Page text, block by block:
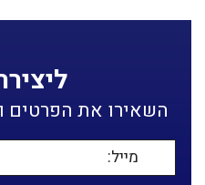
השאירו את הפרטים